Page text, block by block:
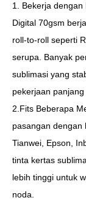
1. Bekerja
Digital 70gsm
roll-to-roll seperti
serupa. Banyak
sublimasi yang
pekerjaan
2.Fits Beberapa
pasangan dengan
Tianwei, Epson,
tinta kertas
lebih tinggi untuk
noda.